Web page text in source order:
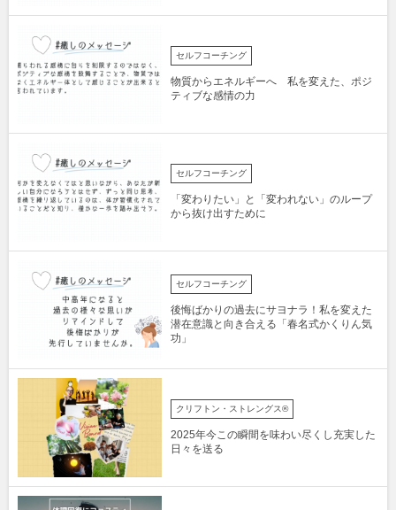
セルフコーチング
物質からエネルギーへ 私を変えた、ポジ
ティブな感情の力
セルフコーチング
「変わりたい」と「変われない」のループ
から抜け出すために
セルフコーチング
後悔ばかりの過去にサヨナラ！私を変えた
潜在意識と向き合える「春名式かくりん気
功」
クリフトン・ストレングス®
2025年今この瞬間を味わい尽くし充実した
日々を送る